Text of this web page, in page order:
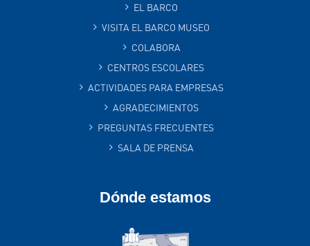
EL BARCO
VISITA EL BARCO MUSEO
COLABORA
CENTROS ESCOLARES
ACTIVIDADES PARA EMPRESAS
AGRADECIMIENTOS
PREGUNTAS FRECUENTES
SALA DE PRENSA
Dónde estamos